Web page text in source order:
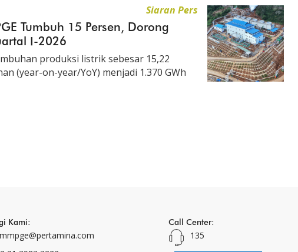
Siaran Pers
Tumbuh 15 Persen, Dorong
I-2026
produksi listrik sebesar 15,22
(year-on-year/YoY) menjadi 1.370 GWh
Kami:
Call Center:
135